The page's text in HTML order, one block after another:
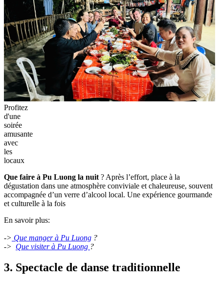
Profitez
d'une
soirée
amusante
avec
les
locaux
Que faire à Pu Luong la nuit ? Après l’effort, place à la
dégustation dans une atmosphère conviviale et chaleureuse, souvent
accompagnée d’un verre d’alcool local. Une expérience gourmande
et culturelle à la fois
En savoir plus:
-> Que manger à Pu Luong ?
-> Que visiter à Pu Luong ?
3. Spectacle de danse traditionnelle